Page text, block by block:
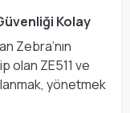
Kolay
Zebra’nın
olan ZE511 ve
yönetmek